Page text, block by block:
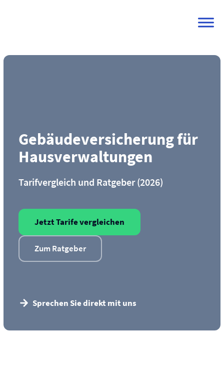
Gebäude­versicherung für
Haus­verwaltungen
Tarifvergleich und Ratgeber (2026)
Jetzt Tarife vergleichen
Zum Ratgeber
Sprechen Sie direkt mit uns